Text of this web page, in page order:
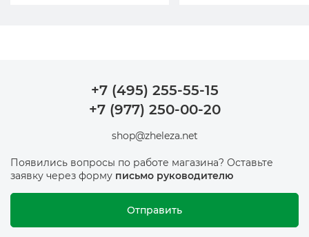
+7 (495) 255-55-15
+7 (977) 250-00-20
shop@zheleza.net
Появились вопросы по работе магазина? Оставьте
заявку через форму письмо руководителю
Отправить